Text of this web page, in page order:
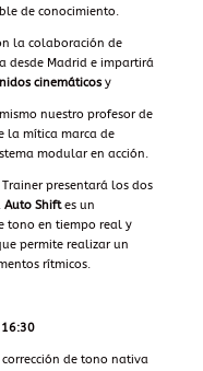
de conocimiento.
la colaboración de
desde Madrid e impartirá
cinemáticosy
nuestro profesor de
la mítica marca de
modular en acción.
presentará los dos
Auto Shiftes un
tono en tiempo real y
permite realizar un
rítmicos.
de tono nativa